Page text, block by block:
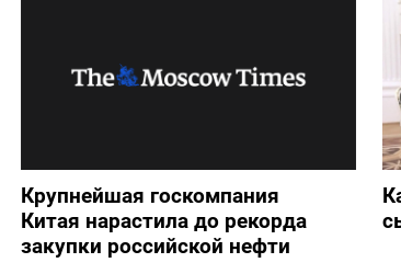
Крупнейшая госкомпания
Китая нарастила до рекорда
закупки российской нефти